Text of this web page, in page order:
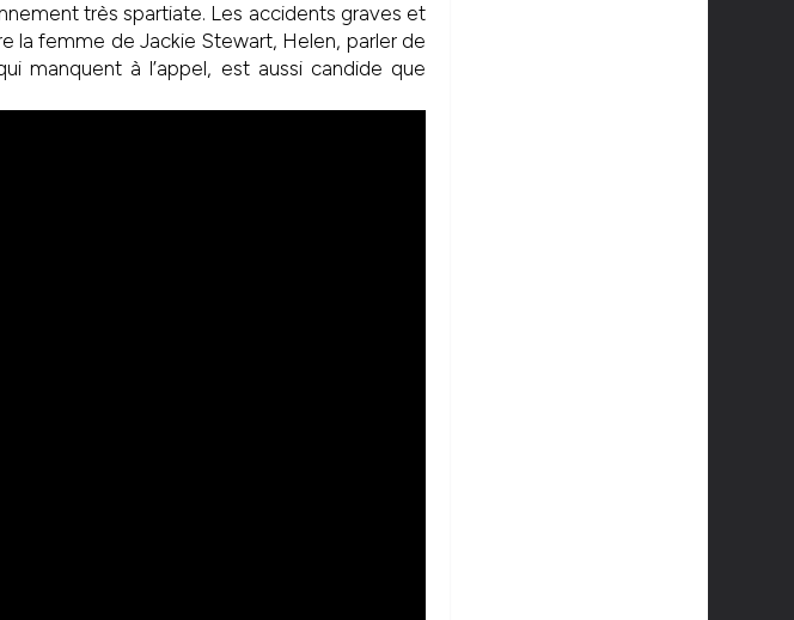
très spartiate. Les accidents graves et
la femme de Jackie Stewart, Helen, parler de
manquent à l’appel, est aussi candide que